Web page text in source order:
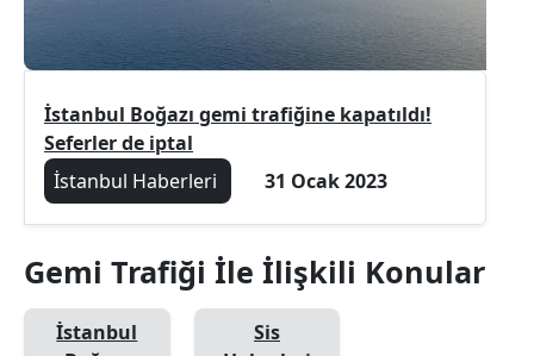
İstanbul Boğazı gemi trafiğine kapatıldı!
Seferler de iptal
İstanbul Haberleri
31 Ocak 2023
Gemi Trafiği İle İlişkili Konular
İstanbul
Sis